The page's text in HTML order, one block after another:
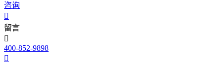
咨询
留言
400-852-9898